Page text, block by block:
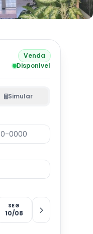
Venda
Disponível
Simular
SEG
10/08